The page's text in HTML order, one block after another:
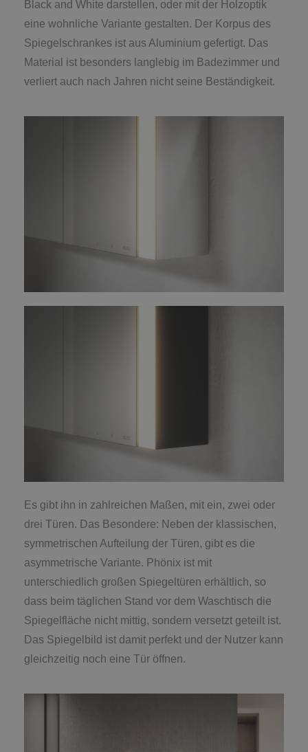
Black and White darstellen, oder mit der Holzoptik
eine wohnliche Variante gestalten. Der Korpus des
Spiegelschrankes ist aus Aluminium gefertigt. Das
Material ist besonders langlebig im Badezimmer und
verliert auch nach Jahren nicht seine Beständigkeit.
Es gibt ihn in zahlreichen Maßen, mit ein, zwei oder
drei Türen. Das Besondere: Neben der klassischen,
symmetrischen Aufteilung der Türen, gibt es die
asymmetrische Variante. Phönix ist mit
unterschiedlich großen Spiegeltüren erhältlich, so
dass beim täglichen Stand vor dem Waschtisch die
Spiegelfläche nicht mittig, sondern versetzt geteilt ist.
Das Spiegelbild ist damit perfekt und der Nutzer kann
gleichzeitig noch eine Tür öffnen.